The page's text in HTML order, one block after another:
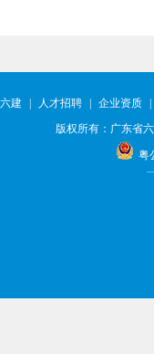
建 人才招聘 企业资质
版权所有：广东省
粤